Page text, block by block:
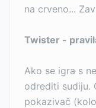
na crveno...
Twister -
Ako se igra s
odrediti sudiju.
pokazivač